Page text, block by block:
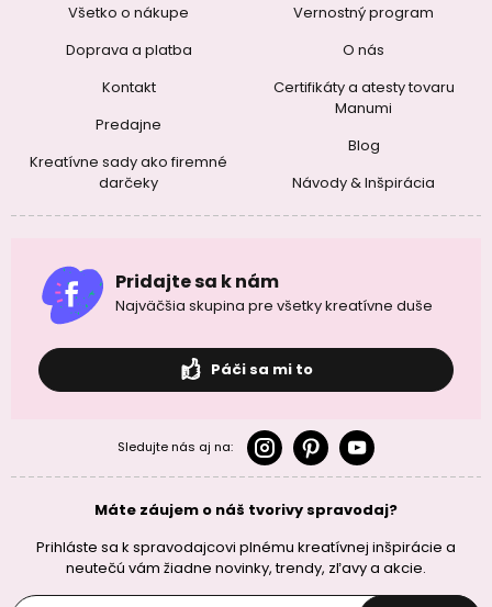
Všetko o nákupe
Doprava a platba
Kontakt
Predajne
Kreatívne sady ako firemné
darčeky
Vernostný program
O nás
Certifikáty a atesty tovaru
Manumi
Blog
Návody & Inšpirácia
Pridajte sa k nám
Najväčšia skupina pre všetky kreatívne duše
Páči sa mi to
Sledujte nás aj na:
Máte záujem o náš tvorivy spravodaj?
Prihláste sa k spravodajcovi plnému kreatívnej inšpirácie a
neutečú vám žiadne novinky, trendy, zľavy a akcie.